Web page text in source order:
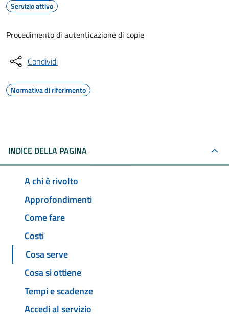
Servizio attivo
Procedimento di autenticazione di copie
Condividi
Normativa di riferimento
INDICE DELLA PAGINA
A chi è rivolto
Approfondimenti
Come fare
Costi
Cosa serve
Cosa si ottiene
Tempi e scadenze
Accedi al servizio